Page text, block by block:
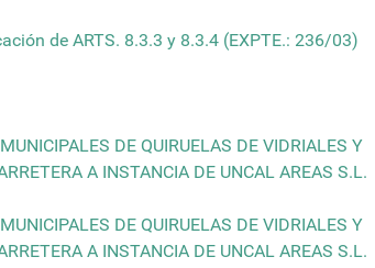
de ARTS. 8.3.3 y 8.3.4 (EXPTE.: 236/03)
DE QUIRUELAS DE VIDRIALES Y
A INSTANCIA DE UNCAL AREAS S.L.
DE QUIRUELAS DE VIDRIALES Y
A INSTANCIA DE UNCAL AREAS S.L.